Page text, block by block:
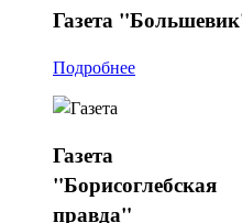
Газета
Подробнее
Газета
"Борисоглебская
правда"